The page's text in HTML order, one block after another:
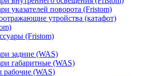
указателей поворота (Fristom)
утройства (катафот)
(Fristom)
задние (WAS)
габаритные (WAS)
(WAS)